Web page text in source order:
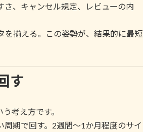
さ、キャンセル規定、レビューの内
を揃える。この姿勢が、結果的に最短
す
考え方です。
期で回す。2週間〜1か月程度のサイ